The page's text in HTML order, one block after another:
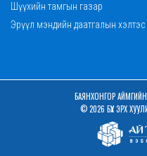
Шүүхийн тамгын газар
Эрүүл мэндийн даатгалын хэлтэс
БАЯНХОНГОР
© 2026 БҮХ ЭРХ